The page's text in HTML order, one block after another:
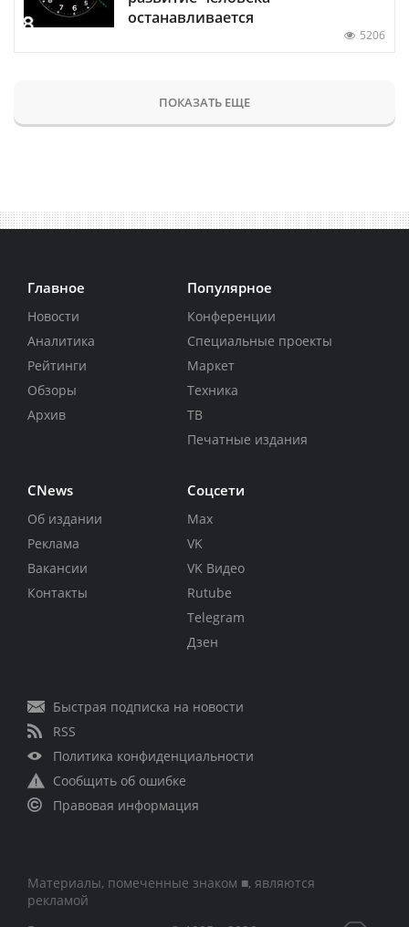
останавливается
5206
ПОКАЗАТЬ ЕЩЕ
Главное
Новости
Аналитика
Рейтинги
Обзоры
Архив
Популярное
Конференции
Специальные проекты
Маркет
Техника
ТВ
Печатные издания
CNews
Об издании
Реклама
Вакансии
Контакты
Соцсети
Max
VK
VK Видео
Rutube
Telegram
Дзен
Быстрая подписка на новости
RSS
Политика конфиденциальности
Сообщить об ошибке
Правовая информация
Материалы, помеченные знаком ■, являются
рекламой